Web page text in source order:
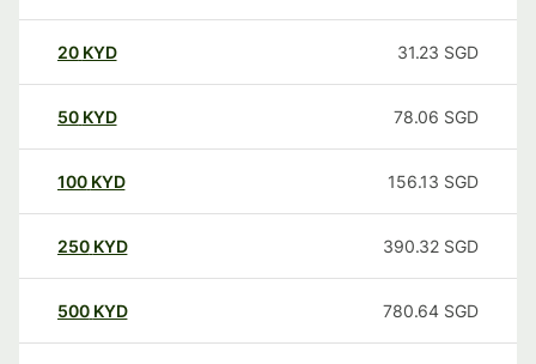
20 KYD 31.23 SGD
50 KYD 78.06 SGD
100 KYD 156.13 SGD
250 KYD 390.32 SGD
500 KYD 780.64 SGD